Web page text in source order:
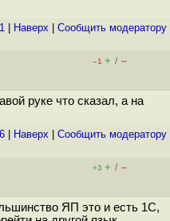
Наверх Cообщить модератору
–1 + / –
руке что сказал, а на
Наверх Cообщить модератору
+3 + / –
ЯП это и есть 1C,